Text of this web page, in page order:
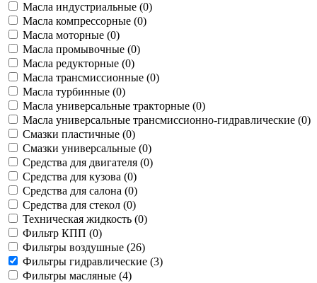
Масла индустриальные (0)
Масла компрессорные (0)
Масла моторные (0)
Масла промывочные (0)
Масла редукторные (0)
Масла трансмиссионные (0)
Масла турбинные (0)
Масла универсальные тракторные (0)
Масла универсальные трансмиссионно-гидравлические (0)
Смазки пластичные (0)
Смазки универсальные (0)
Средства для двигателя (0)
Средства для кузова (0)
Средства для салона (0)
Средства для стекол (0)
Техническая жидкость (0)
Фильтр КПП (0)
Фильтры воздушные (26)
Фильтры гидравлические (3)
Фильтры масляные (4)